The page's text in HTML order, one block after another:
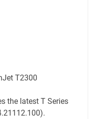
T2300
the latest T Series